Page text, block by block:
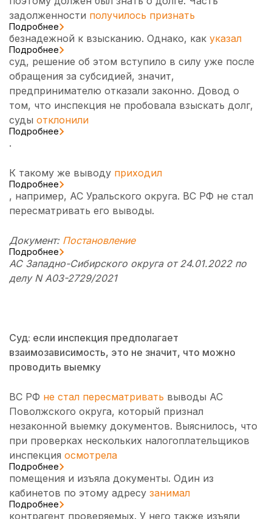
задолженности получилось признать
Подробнее
безнадежной к взысканию. Однако, как указал
Подробнее
суд, решение об этом вступило в силу уже после
обращения за субсидией, значит,
предпринимателю отказали законно. Довод о
том, что инспекция не пробовала взыскать долг,
суды отклонили
Подробнее
.
К такому же выводу приходил
Подробнее
, например, АС Уральского округа. ВС РФ не стал
пересматривать его выводы.
Документ: Постановление
Подробнее
АС Западно-Сибирского округа от 24.01.2022 по
делу N А03-2729/2021
Суд: если инспекция предполагает
взаимозависимость, это не значит, что можно
проводить выемку
ВС РФ не стал пересматривать выводы АС
Поволжского округа, который признал
незаконной выемку документов. Выяснилось, что
при проверках нескольких налогоплательщиков
инспекция осмотрела
Подробнее
помещения и изъяла документы. Один из
кабинетов по этому адресу занимал
Подробнее
контрагент проверяемых. У него также изъяли